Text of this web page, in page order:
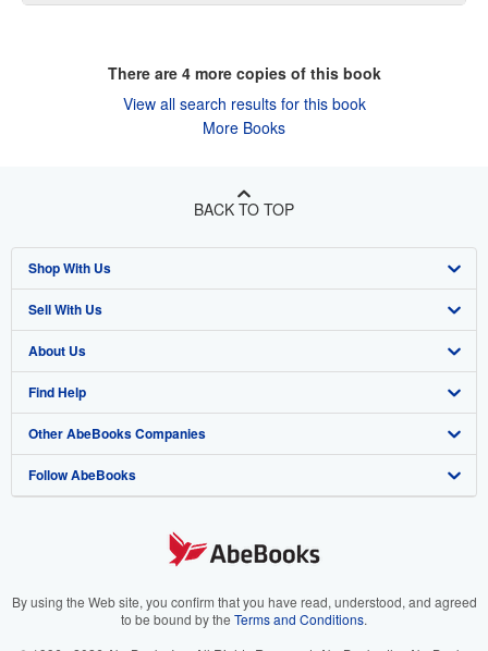
There are 4more copies of this book
View all search results for this book
More Books
BACK TO TOP
Shop With Us
Advanced Search
Browse Collections
My Account
My Orders
View Basket
Sell With Us
Start Selling
Join Our Affiliate Program
Book Buyback
Refer a seller
About Us
About AbeBooks
Media
Careers
Your Ads Privacy Choices
Find Help
Help
Customer Support
Other AbeBooks Companies
AbeBooks.co.uk
AbeBooks.it
Follow AbeBooks
By using the Web site, you confirm that you have read, understood, and agreed
to be bound by the Terms and Conditions.